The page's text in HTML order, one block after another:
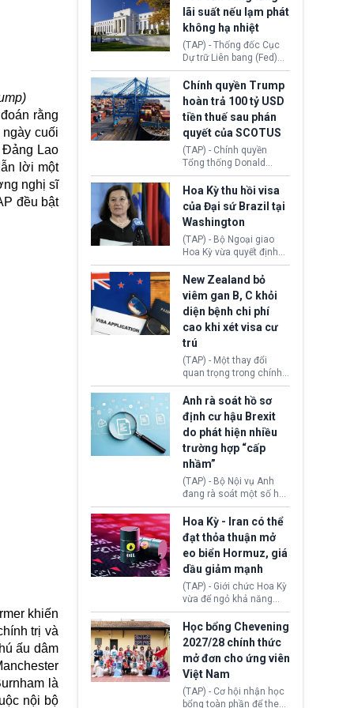
rằng
cuối
Đảng Lao
lời một
nghị sĩ
đều bật
khiến
trị và
ấu dâm
là
nội bộ
Morocco.
hiến tạng Network for
Hope (bang Kentucky).
Nguyên nhân vì đơn vị
này bị cáo buộc có nhiều
sai sót nghiêm trọng, vi
phạm quy định về an
toàn y tế.
lãi suất nếu lạm phát
không hạ nhiệt
(TAP) - Thống đốc Cục
Dự trữ Liên bang (Fed)
Lisa Cook nói sẽ ủng hộ
tăng lãi suất nếu lạm
phát ở Hoa Kỳ không tiếp
tục giảm trong thời gian
tới.
Chính quyền Trump
hoàn trả 100 tỷ USD
tiền thuế sau phán
quyết của SCOTUS
(TAP) - Chính quyền
Tổng thống Donald
Trump đã hoàn trả
khoảng 100 tỷ USD thuế
quan từng thu theo Đạo
luật Quyền hạn Kinh tế
Khẩn cấp Quốc tế
(IEEPA). Động thái này
diễn ra sau phán quyết
hồi tháng 2 bởi Tòa án
Tối cao Hoa Kỳ
(SCOTUS) khi tuyên bố,
việc áp thuế diện rộng là
hoàn toàn bất hợp pháp.
Hoa Kỳ thu hồi visa
của Đại sứ Brazil tại
Washington
(TAP) - Bộ Ngoại giao
Hoa Kỳ vừa quyết định
thu hồi thị thực (visa)
của bà Maria Luiza
Ribeiro Viotti - Đại sứ
Brazil tại Washington.
Động thái trên diễn ra
trong bối cảnh tranh
chấp ngoại giao giữa
chính quyền Tổng thống
Donald Trump và chính
phủ cánh tả Tổng thống
da Silva đang leo thang
gay gắt.
New Zealand bỏ
viêm gan B, C khỏi
diện bệnh chi phí
cao khi xét visa cư
trú
(TAP) - Một thay đổi
quan trọng trong chính
sách nhập cư của New
Zealand đang mở ra
thêm cơ hội cho nhiều
người muốn định cư. Từ
nay, người mắc viêm
gan B hoặc viêm gan C
sẽ không còn bị mặc
định không đáp ứng tiêu
chuẩn sức khỏe chỉ vì
chi phí điều trị khi nộp hồ
Anh rà soát hồ sơ
định cư hậu Brexit
do phát hiện nhiều
trường hợp “cấp
nhầm”
(TAP) - Bộ Nội vụ Anh
đang rà soát một số hồ
sơ thuộc Chương trình
Định cư EU (EU
Settlement Scheme -
EUSS) sau khi xác định
có trường hợp được cấp
quy chế cư trú hậu
Brexit “do nhầm lẫn”.
Động thái này làm dấy
lên lo ngại về việc thực
thi Thỏa thuận Rút khỏi
Liên minh châu Âu
(Withdrawal
Agreement).
Hoa Kỳ - Iran có thể
đạt thỏa thuận mở
eo biển Hormuz, giá
dầu giảm mạnh
(TAP) - Giới chức Hoa Kỳ
vừa để ngỏ khả năng
sớm đạt thỏa thuận với
Iran nhằm mở lại eo biển
Hormuz, mở đường cho
việc khôi phục hoạt
động hàng hải. Những
tín hiệu ngoại giao tích
cực này lập tức tác động
đến thị trường năng
Học bổng Chevening
2027/28 chính thức
mở đơn cho ứng viên
Việt Nam
(TAP) - Cơ hội nhận học
bổng toàn phần để theo